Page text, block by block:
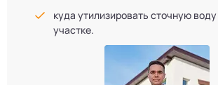
куда утилизировать сточную
участке.